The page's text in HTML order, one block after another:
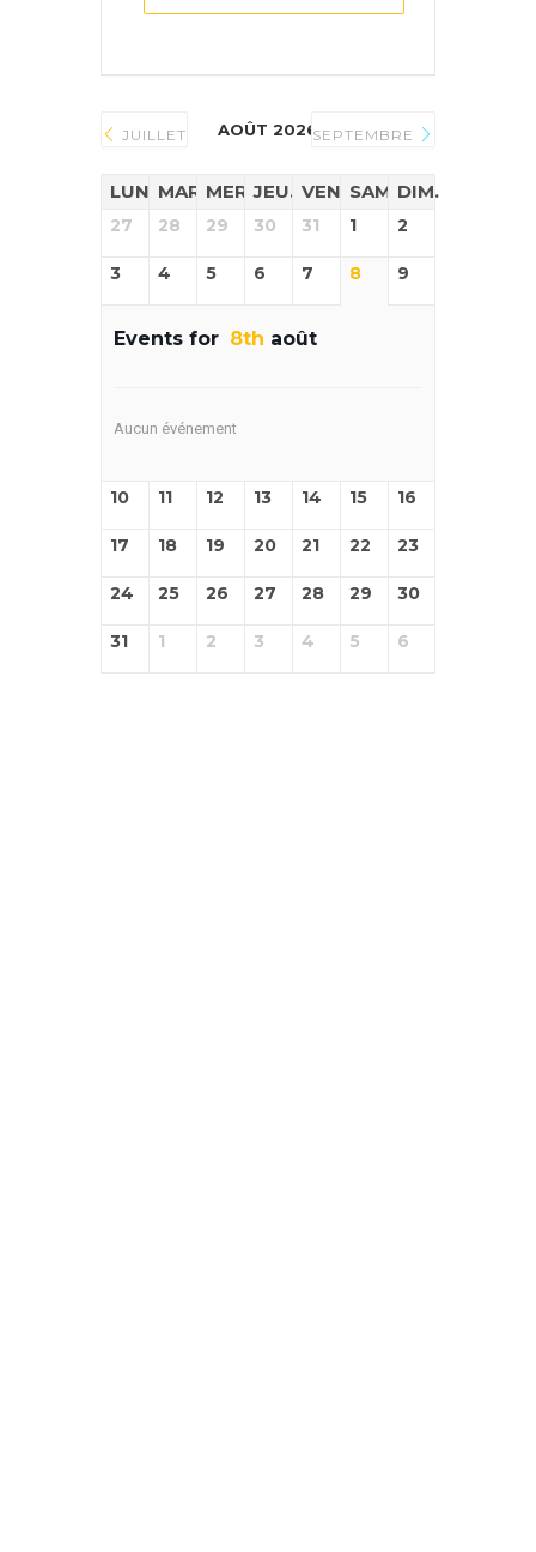
JUILLET AOÛT 2026SEPTEMBRE
LUN. MAR. MER. JEU. VEN. SAM. DIM.
27 28 29 30 31 1 2
3 4 5 6 7 8 9
Events for 8th août
Aucun événement
10 11 12 13 14 15 16
17 18 19 20 21 22 23
24 25 26 27 28 29 30
31 1 2 3 4 5 6